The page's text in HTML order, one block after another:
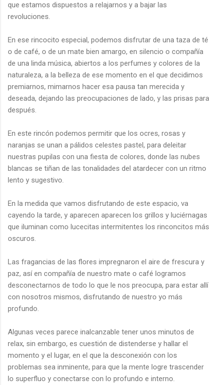
que estamos dispuestos a relajarnos y a bajar las
revoluciones.
En ese rincocito especial, podemos disfrutar de una taza de té
o de café, o de un mate bien amargo, en silencio o compañía
de una linda música, abiertos a los perfumes y colores de la
naturaleza, a la belleza de ese momento en el que decidimos
premiarnos, mimarnos hacer esa pausa tan merecida y
deseada, dejando las preocupaciones de lado, y las prisas para
después.
En este rincón podemos permitir que los ocres, rosas y
naranjas se unan a pálidos celestes pastel, para deleitar
nuestras pupilas con una fiesta de colores, donde las nubes
blancas se tiñan de las tonalidades del atardecer con un ritmo
lento y sugestivo.
En la medida que vamos disfrutando de este espacio, va
cayendo la tarde, y aparecen aparecen los grillos y luciérnagas
que iluminan como lucecitas intermitentes los rinconcitos más
oscuros.
Las fragancias de las flores impregnaron el aire de frescura y
paz, así en compañía de nuestro mate o café logramos
desconectarnos de todo lo que le nos preocupa, para estar allí
con nosotros mismos, disfrutando de nuestro yo más
profundo.
Algunas veces parece inalcanzable tener unos minutos de
relax, sin embargo, es cuestión de distenderse y hallar el
momento y el lugar, en el que la desconexión con los
problemas sea inminente, para que la mente logre trascender
lo superfluo y conectarse con lo profundo e interno.